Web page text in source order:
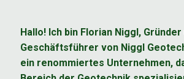
Hallo! Ich bin Florian Niggl, Gründer
Geschäftsführer von Niggl
ein renommiertes Unternehmen,